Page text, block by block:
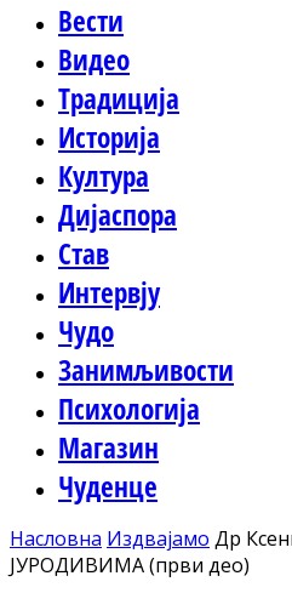
Вести
Видео
Традиција
Историја
Култура
Дијаспора
Став
Интервју
Чудо
Занимљивости
Психологија
Магазин
Чуденце
Насловна Издвајамо Др
ЈУРОДИВИМА (први део)